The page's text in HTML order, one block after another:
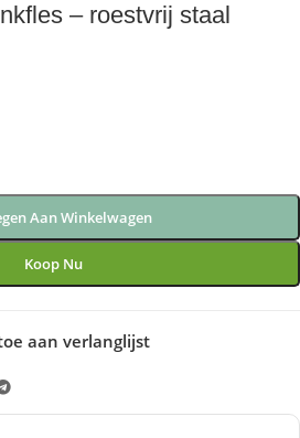
– roestvrij staal
Aan Winkelwagen
Koop Nu
aan verlanglijst